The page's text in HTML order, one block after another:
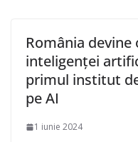
România
inteligenței
primul institut
pe AI
1 iunie 2024